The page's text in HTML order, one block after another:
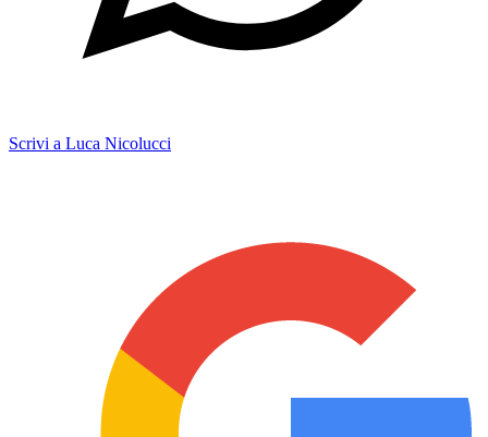
Scrivi a Luca Nicolucci